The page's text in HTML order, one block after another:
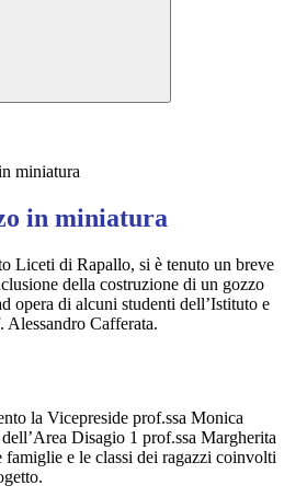
miniatura
in miniatura
Liceti di Rapallo, si è tenuto un breve
della costruzione di un gozzo
opera di alcuni studenti dell’Istituto e
Alessandro Cafferata.
la Vicepreside prof.ssa Monica
Disagio 1 prof.ssa Margherita
e le classi dei ragazzi coinvolti